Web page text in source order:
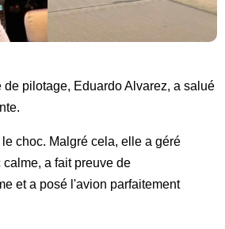
de pilotage, Eduardo Alvarez, a salué
choc. Malgré cela, elle a géré
calme, a fait preuve de
et a posé l'avion parfaitement